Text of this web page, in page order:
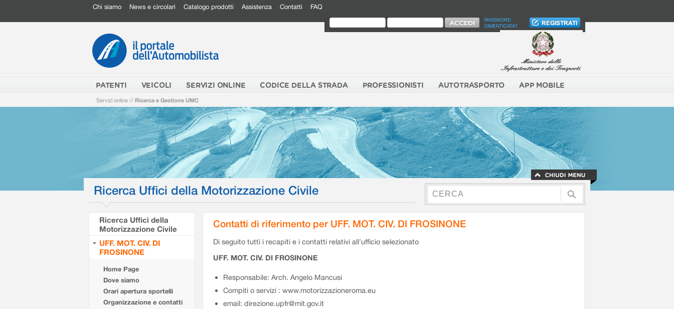
Chi siamo News e circolari Catalogo prodotti Assistenza Contatti FAQ
PASSWORD
DIMENTICATA?
PATENTI VEICOLI SERVIZI ONLINE CODICE DELLA STRADA PROFESSIONISTI AUTOTRASPORTO APP MOBILE
Servizi online // Ricerca e Gestione UMC
Ricerca Uffici della Motorizzazione Civile
Ricerca Uffici della
Motorizzazione Civile
UFF. MOT. CIV. DI
FROSINONE
Home Page
Dove siamo
Orari apertura sportelli
Organizzazione e contatti
Contatti di riferimento per UFF. MOT. CIV. DI FROSINONE
Di seguito tutti i recapiti e i contatti relativi all'ufficio selezionato
UFF. MOT. CIV. DI FROSINONE
Responsabile: Arch. Angelo Mancusi
Compiti o servizi : www.motorizzazioneroma.eu
email: direzione.upfr@mit.gov.it